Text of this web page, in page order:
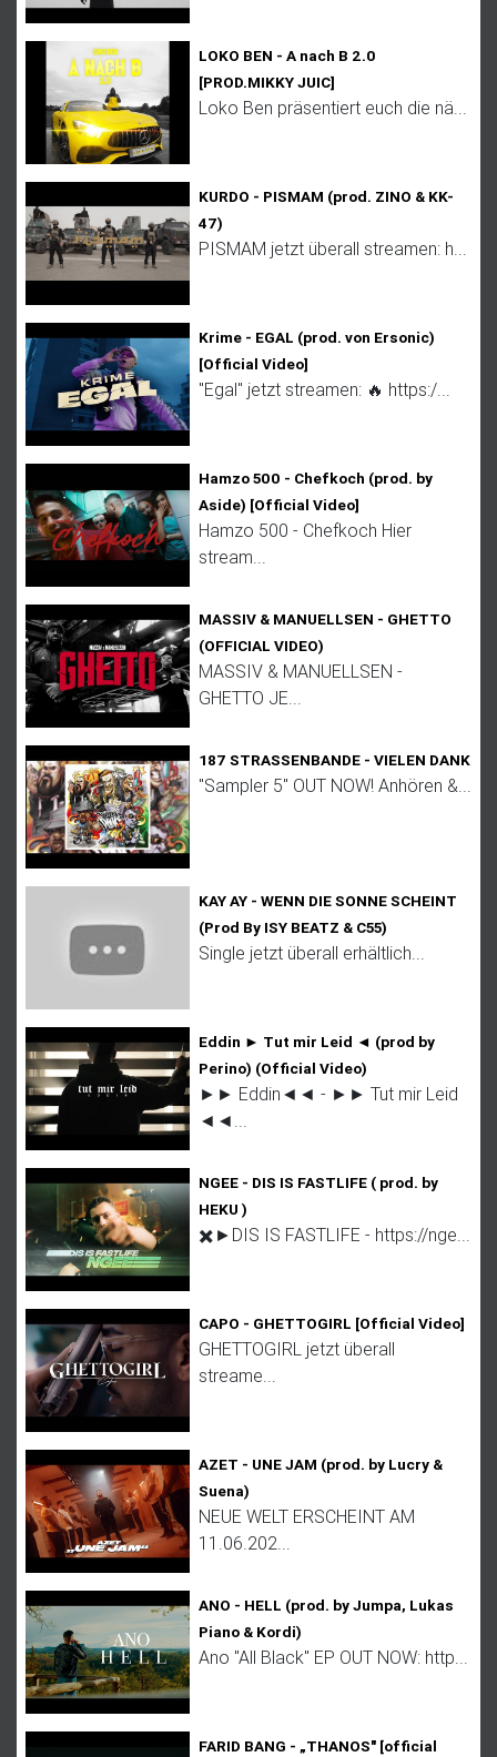
LOKO BEN - A nach B 2.0
[PROD.MIKKY JUIC]
Loko Ben präsentiert euch die nä...
KURDO - PISMAM (prod. ZINO & KK-
47)
PISMAM jetzt überall streamen: h...
Krime - EGAL (prod. von Ersonic)
[Official Video]
"Egal" jetzt streamen: 🔥 https:/...
Hamzo 500 - Chefkoch (prod. by
Aside) [Official Video]
Hamzo 500 - Chefkoch Hier
stream...
MASSIV & MANUELLSEN - GHETTO
(OFFICIAL VIDEO)
MASSIV & MANUELLSEN -
GHETTO JE...
187 STRASSENBANDE - VIELEN DANK
"Sampler 5" OUT NOW! Anhören &...
KAY AY - WENN DIE SONNE SCHEINT
(Prod By ISY BEATZ & C55)
Single jetzt überall erhältlich...
Eddin ► Tut mir Leid ◄ (prod by
Perino) (Official Video)
►► Eddin◄◄ - ►► Tut mir Leid
◄◄...
NGEE - DIS IS FASTLIFE ( prod. by
HEKU )
✖️►DIS IS FASTLIFE - https://nge...
CAPO - GHETTOGIRL [Official Video]
GHETTOGIRL jetzt überall
streame...
AZET - UNE JAM (prod. by Lucry &
Suena)
NEUE WELT ERSCHEINT AM
11.06.202...
ANO - HELL (prod. by Jumpa, Lukas
Piano & Kordi)
Ano "All Black" EP OUT NOW: http...
FARID BANG - „THANOS" [official